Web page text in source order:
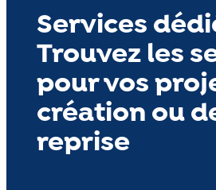
Services
Trouvez les
pour vos
création ou
reprise